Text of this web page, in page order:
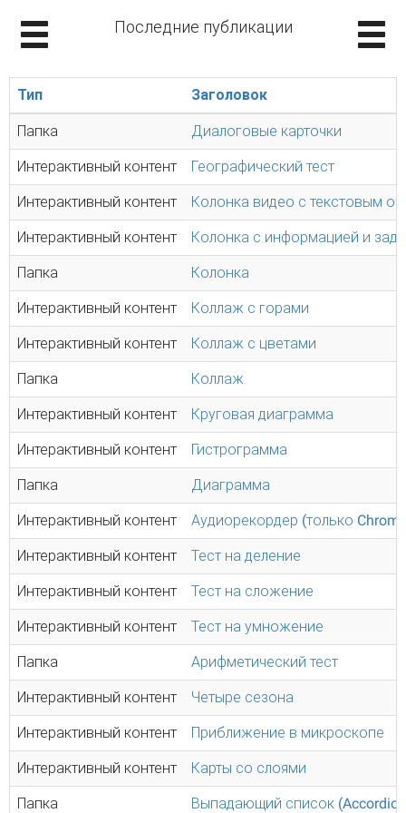
Последние публикации
Тип Заголовок
Папка Диалоговые карточки
Интерактивный контент Географический тест
Интерактивный контент Колонка видео с текстовым
Интерактивный контент Колонка с информацией и
Папка Колонка
Интерактивный контент Коллаж с горами
Интерактивный контент Коллаж с цветами
Папка Коллаж
Интерактивный контент Круговая диаграмма
Интерактивный контент Гистрограмма
Папка Диаграмма
Интерактивный контент Аудиорекордер (только
Интерактивный контент Тест на деление
Интерактивный контент Тест на сложение
Интерактивный контент Тест на умножение
Папка Арифметический тест
Интерактивный контент Четыре сезона
Интерактивный контент Приближение в микроскопе
Интерактивный контент Карты со слоями
Папка Выпадающий список